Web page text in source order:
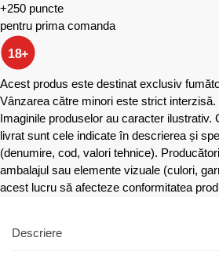
+250 puncte
pentru prima comanda
18+
Acest produs este destinat exclusiv
Vânzarea către minori este strict interzisă.
Imaginile produselor au caracter ilustrativ.
livrat sunt cele indicate în descrierea și
(denumire, cod, valori tehnice).
ambalajul sau elemente vizuale (culori,
acest lucru să afecteze conformitatea
Descriere